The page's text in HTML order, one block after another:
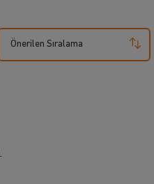
Önerilen Sıralama